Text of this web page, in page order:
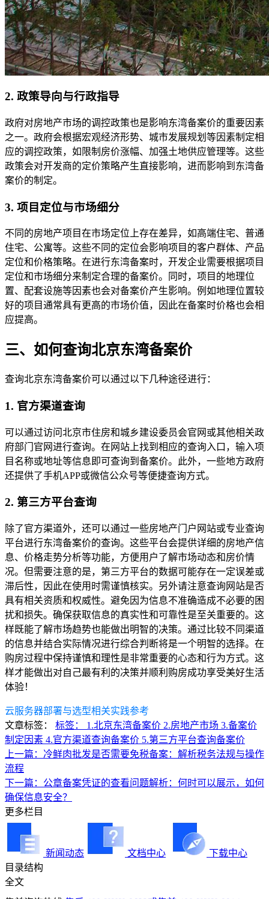
2. 政策导向与行政指导
政府对房地产市场的调控政策也是影响东湾备案价的重要因素
之一。政府会根据宏观经济形势、城市发展规划等因素制定相
应的调控政策，如限制房价涨幅、加强土地供应管理等。这些
政策会对开发商的定价策略产生直接影响，进而影响到东湾备
案价的制定。
3. 项目定位与市场细分
不同的房地产项目在市场定位上存在差异，如高端住宅、普通
住宅、公寓等。这些不同的定位会影响项目的客户群体、产品
定位和价格策略。在进行东湾备案时，开发企业需要根据项目
定位和市场细分来制定合理的备案价。同时，项目的地理位
置、配套设施等因素也会对备案价产生影响。例如地理位置较
好的项目通常具有更高的市场价值，因此在备案时价格也会相
应提高。
三、如何查询北京东湾备案价
查询北京东湾备案价可以通过以下几种途径进行：
1. 官方渠道查询
可以通过访问北京市住房和城乡建设委员会官网或其他相关政
府部门官网进行查询。在网站上找到相应的查询入口，输入项
目名称或地址等信息即可查询到备案价。此外，一些地方政府
还提供了手机APP或微信公众号等便捷查询方式。
2. 第三方平台查询
除了官方渠道外，还可以通过一些房地产门户网站或专业查询
平台进行东湾备案价的查询。这些平台会提供详细的房地产信
息、价格走势分析等功能，方便用户了解市场动态和房价情
况。但需要注意的是，第三方平台的数据可能存在一定误差或
滞后性，因此在使用时需谨慎核实。另外请注意查询网站是否
具有相关资质和权威性。避免因为信息不准确造成不必要的困
扰和损失。确保获取信息的真实性和可靠性是至关重要的。这
样既能了解市场趋势也能做出明智的决策。通过比较不同渠道
的信息并结合实际情况进行综合判断将是一个明智的选择。在
购房过程中保持谨慎和理性是非常重要的心态和行为方式。这
样才能做出对自己最有利的决策并顺利购房成功享受美好生活
体验！
云服务器部署与选型相关实践参考
文章标签：
标签： 1.北京东湾备案价 2.房地产市场 3.备案价
制定因素 4.官方渠道查询备案价 5.第三方平台查询备案价
上一篇：冷鲜肉批发是否需要免税备案：解析税务法规与操作
流程
下一篇：公章备案凭证的查看问题解析：何时可以展示，如何
确保信息安全？
更多栏目
新闻动态 文档中心
下载中心
目录结构
全文